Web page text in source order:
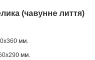
(чавунне лиття)
мм.
мм.